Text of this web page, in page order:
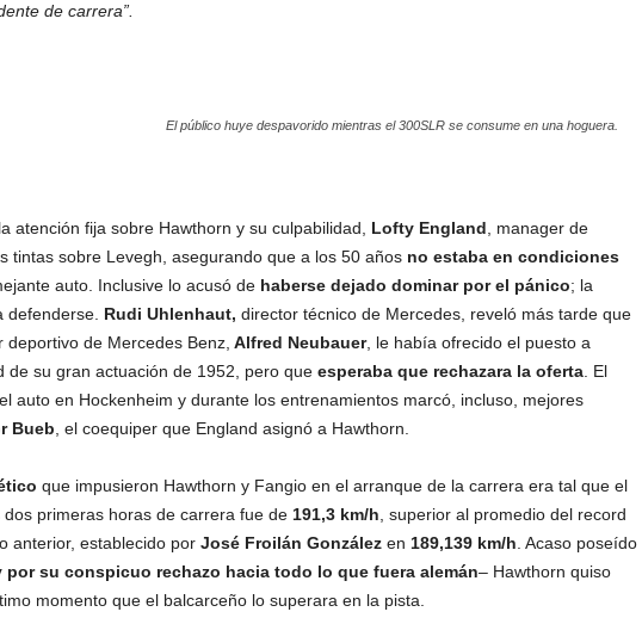
de carrera”.
El público huye despavorido mientras el 300SLR se consume en una hoguera.
atención fija sobre Hawthorn y su culpabilidad, Lofty England , manager de
tintas sobre Levegh, asegurando que a los 50 años no estaba en condiciones
auto. Inclusive lo acusó de haberse dejado dominar por el pánico; la
defenderse. Rudi Uhlenhaut, director técnico de Mercedes, reveló más tarde que
deportivo de Mercedes Benz, Alfred Neubauer, le había ofrecido el puesto a
de su gran actuación de 1952, pero queesperaba que rechazara la oferta. El
auto en Hockenheim y durante los entrenamientos marcó, incluso, mejores
Bueb , el coequiper que England asignó a Hawthorn.
que impusieron Hawthorn y Fangio en el arranque de la carrera era tal que el
dos primeras horas de carrera fue de 191,3 km/h , superior al promedio del record
anterior, establecido por José Froilán Gonzálezen 189,139 km/h . Acaso poseído
por su conspicuo rechazo hacia todo lo que fuera alemán– Hawthorn quiso
momento que el balcarceño lo superara en la pista.